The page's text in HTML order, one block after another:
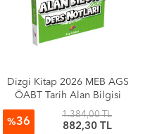
Dizgi Kitap 2026 MEB AGS
ÖABT Tarih Alan Bilgisi
Ders Notları Selami Yalçın
%36
1.384,00 TL
882,30 TL